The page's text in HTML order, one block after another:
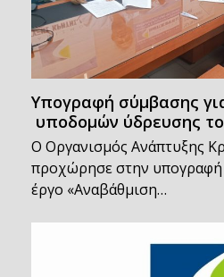
Υπογραφή σύμβασης
υποδομών ύδρευσης
Ο Οργανισμός Ανάπτυξης
προχώρησε στην υπογραφή
έργο «Αναβάθμιση…